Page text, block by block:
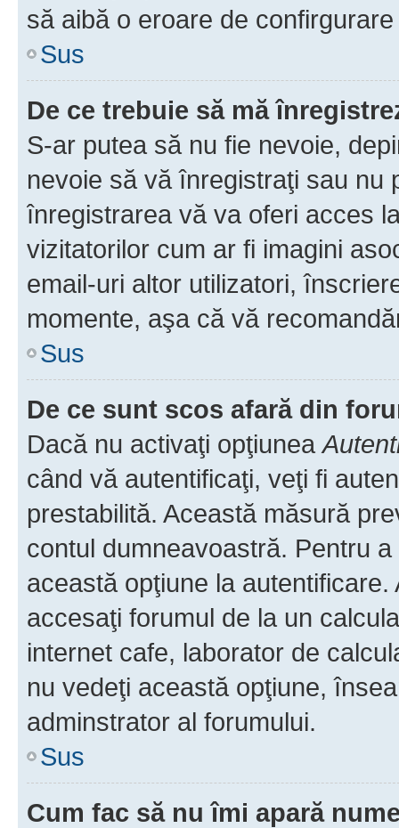
să aibă o eroare de
Sus
De ce trebuie să mă
S-ar putea să nu fie nevoie,
nevoie să vă înregistraţi sau nu
înregistrarea vă va oferi acces
vizitatorilor cum ar fi imagini
email-uri altor utilizatori,
momente, aşa că vă
Sus
De ce sunt scos afară din
Dacă nu activaţi opţiunea
când vă autentificaţi, veţi fi
prestabilită. Această măsură
contul dumneavoastră. Pentru
această opţiune la
accesaţi forumul de la un
internet cafe, laborator de
nu vedeţi această opţiune,
adminstrator al forumului.
Sus
Cum fac să nu îmi apară